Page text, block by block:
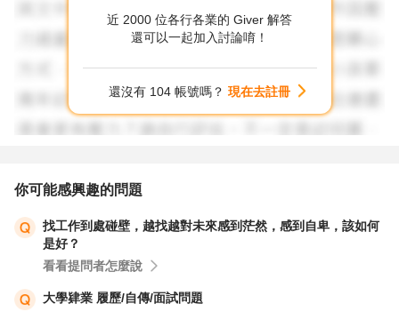
3.在職場上遇到到種種不如意或是同事間相處問題，若用直
且想要在這產業發展，請先加強你個人職能及技能! ＜當你
強大了有專業，你就會有話語權＞當然這是需要時間去累計
4.試試看連鎖體系或是較有規模的公司發展，會比較有完成
以上分享希望對您有幫助
補充 : 餐飲服務業如用你的眼光來看的確很辛苦，休假日不
近 2000 位各行各業的 Giver 解答
還可以一起加入討論唷！
還沒有 104 帳號嗎？ 現在去註冊
你可能感興趣的問題
找工作到處碰壁，越找越對未來感到茫然，感到自卑，該如何
是好？
看看提問者怎麼說
大學肄業 履歷/自傳/面試問題